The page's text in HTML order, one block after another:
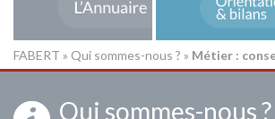
FABERT » Qui sommes-nous ? » Métier :
Qui sommes-nous ?